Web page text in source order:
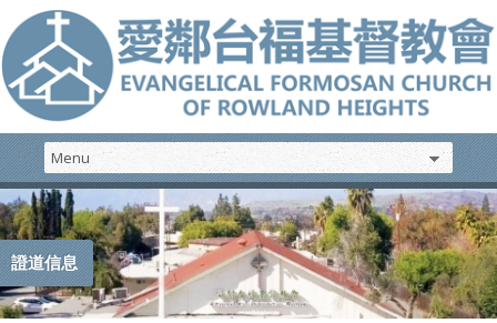
證道信息